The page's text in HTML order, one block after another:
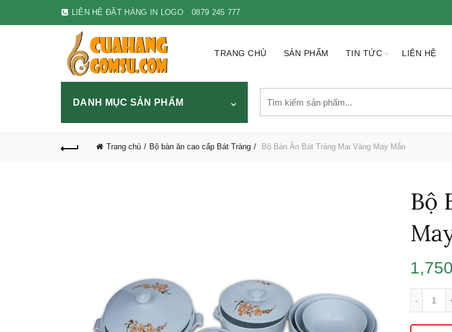
LIÊN HỆ ĐẶT HÀNG IN LOGO 0879 245 777
TRANG CHỦ SẢN PHẨM TIN TỨC LIÊN HỆ
DANH MỤC SẢN PHẨM
for:
Trang chủ Bộ bàn ăn cao cấp Bát Tràng Bộ Bàn Ăn Bát Tràng Mai Vàng May Mắn
Bộ